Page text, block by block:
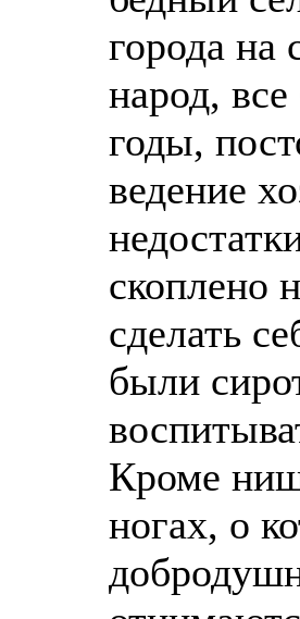
города на
народ,
годы,
ведение
скоплено
сделать
были
Кроме
ногах, о